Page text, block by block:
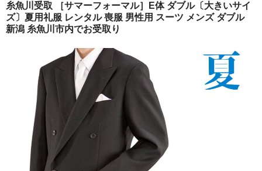
よくあるご質問
糸魚川受取 ［サマーフォーマル］E体 ダブル〔大きいサイ
ズ〕夏用礼服 レンタル 喪服 男性用 スーツ メンズ ダブル
新潟 糸魚川市内でお受取り